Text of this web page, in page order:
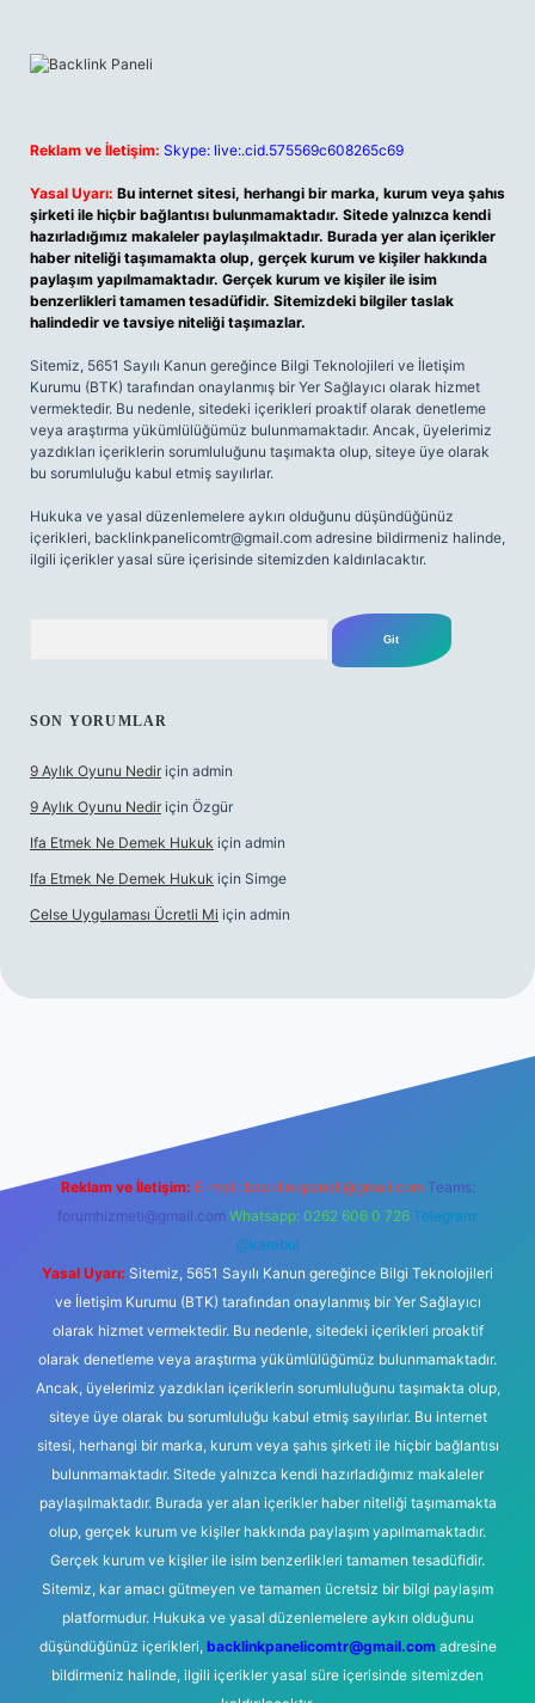
Reklam ve İletişim: Skype: live:.cid.575569c608265c69
Yasal Uyarı: Bu internet sitesi, herhangi bir marka, kurum veya şahıs
şirketi ile hiçbir bağlantısı bulunmamaktadır. Sitede yalnızca kendi
hazırladığımız makaleler paylaşılmaktadır. Burada yer alan içerikler
haber niteliği taşımamakta olup, gerçek kurum ve kişiler hakkında
paylaşım yapılmamaktadır. Gerçek kurum ve kişiler ile isim
benzerlikleri tamamen tesadüfidir. Sitemizdeki bilgiler taslak
halindedir ve tavsiye niteliği taşımazlar.
Sitemiz, 5651 Sayılı Kanun gereğince Bilgi Teknolojileri ve İletişim
Kurumu (BTK) tarafından onaylanmış bir Yer Sağlayıcı olarak hizmet
vermektedir. Bu nedenle, sitedeki içerikleri proaktif olarak denetleme
veya araştırma yükümlülüğümüz bulunmamaktadır. Ancak, üyelerimiz
yazdıkları içeriklerin sorumluluğunu taşımakta olup, siteye üye olarak
bu sorumluluğu kabul etmiş sayılırlar.
Hukuka ve yasal düzenlemelere aykırı olduğunu düşündüğünüz
içerikleri, backlinkpanelicomtr@gmail.com adresine bildirmeniz halinde,
ilgili içerikler yasal süre içerisinde sitemizden kaldırılacaktır.
SON YORUMLAR
9 Aylık Oyunu Nedir için admin
9 Aylık Oyunu Nedir için Özgür
Ifa Etmek Ne Demek Hukuk için admin
Ifa Etmek Ne Demek Hukuk için Simge
Celse Uygulaması Ücretli Mi için admin
Reklam ve İletişim: E-mail: backlinkpaneli@gmail.com Teams:
forumhizmeti@gmail.com Whatsapp: 0262 606 0 726 Telegram:
@karabul
Yasal Uyarı: Sitemiz, 5651 Sayılı Kanun gereğince Bilgi Teknolojileri
ve İletişim Kurumu (BTK) tarafından onaylanmış bir Yer Sağlayıcı
olarak hizmet vermektedir. Bu nedenle, sitedeki içerikleri proaktif
olarak denetleme veya araştırma yükümlülüğümüz bulunmamaktadır.
Ancak, üyelerimiz yazdıkları içeriklerin sorumluluğunu taşımakta olup,
siteye üye olarak bu sorumluluğu kabul etmiş sayılırlar. Bu internet
sitesi, herhangi bir marka, kurum veya şahıs şirketi ile hiçbir bağlantısı
bulunmamaktadır. Sitede yalnızca kendi hazırladığımız makaleler
paylaşılmaktadır. Burada yer alan içerikler haber niteliği taşımamakta
olup, gerçek kurum ve kişiler hakkında paylaşım yapılmamaktadır.
Gerçek kurum ve kişiler ile isim benzerlikleri tamamen tesadüfidir.
Sitemiz, kar amacı gütmeyen ve tamamen ücretsiz bir bilgi paylaşım
platformudur. Hukuka ve yasal düzenlemelere aykırı olduğunu
düşündüğünüz içerikleri, backlinkpanelicomtr@gmail.comadresine
bildirmeniz halinde, ilgili içerikler yasal süre içerisinde sitemizden